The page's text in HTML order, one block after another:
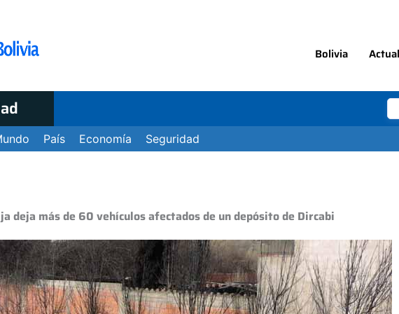
Bolivia
País Economía Seguridad
deja más de 60 vehículos afectados de un depósito de Dircabi